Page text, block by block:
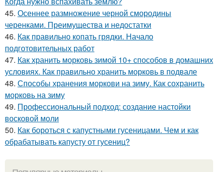
45. Осеннее размножение черной смородины
черенками. Преимущества и недостатки
46. Как правильно копать грядки. Начало
подготовительных работ
47. Как хранить морковь зимой 10+ способов в домашних
условиях. Как правильно хранить морковь в подвале
48. Способы хранения моркови на зиму. Как сохранить
морковь на зиму
49. Профессиональный подход: создание настойки
восковой моли
50. Как бороться с капустными гусеницами. Чем и как
обрабатывать капусту от гусениц?